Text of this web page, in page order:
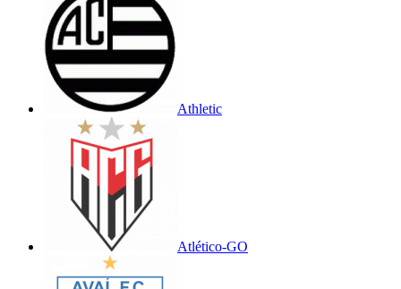
Athletic
Atlético-GO